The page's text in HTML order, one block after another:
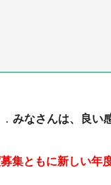
みなさんは、良い
集ともに新しい年